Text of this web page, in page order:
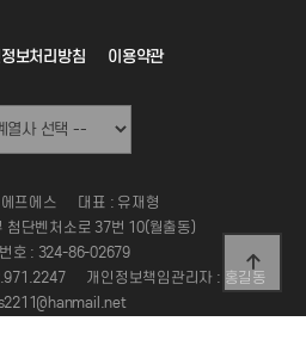
보처리방침 이용약관
프에스
대표 : 유재형
첨단벤처소로 37번 10(월출동)
호 : 324-86-02679
개인정보책임관리자 : 홍길동